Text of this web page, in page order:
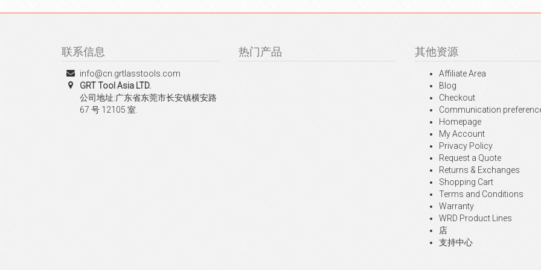
联系信息
info@cn.grtlasstools.com
GRT Tool Asia LTD.
公司地址:广东省东莞市长安镇横安路
67 号 12105 室.
热门产品 其他资源
Affiliate Area
Blog
Checkout
Communication
Homepage
My Account
Privacy Policy
Request a Quote
Returns & Exchanges
Shopping Cart
Terms and Conditions
Warranty
WRD Product Lines
店
支持中心